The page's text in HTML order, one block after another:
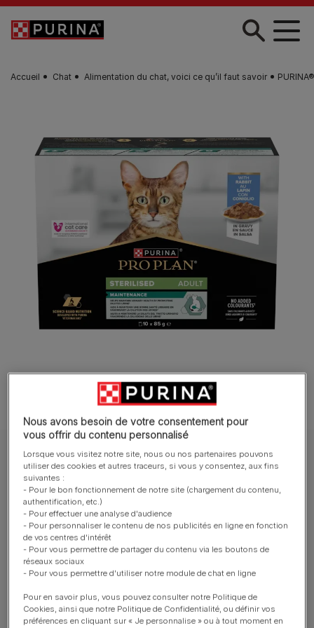
Skip to main content
Accueil Chat Alimentation du chat, voici ce qu’il faut savoir
PURINA® PRO PLAN®
PURINA® PRO PLAN® Adult STERILISED
MAINTENANCE au Lapin en Sauce
Rédiger un avis
Tailles disponibles​ : 10 x 85 g
Aide à maintenir un poids de forme.
Aide à maintenir des défenses naturelles fortes grâce
Nous avons besoin de votre consentement pour
vous offrir du contenu personnalisé
Lorsque vous visitez notre site, nous ou nos partenaires pouvons
utiliser des cookies et autres traceurs, si vous y consentez, aux fins
suivantes :
- Pour le bon fonctionnement de notre site (chargement du contenu,
authentification, etc.)
- Pour effectuer une analyse d'audience
- Pour personnaliser le contenu de nos publicités en ligne en fonction
de vos centres d'intérêt
- Pour vous permettre de partager du contenu via les boutons de
réseaux sociaux
- Pour vous permettre d'utiliser notre module de chat en ligne
Pour en savoir plus, vous pouvez consulter notre Politique de
Cookies, ainsi que notre Politique de Confidentialité, ou définir vos
préférences en cliquant sur « Je personnalise » ou à tout moment en